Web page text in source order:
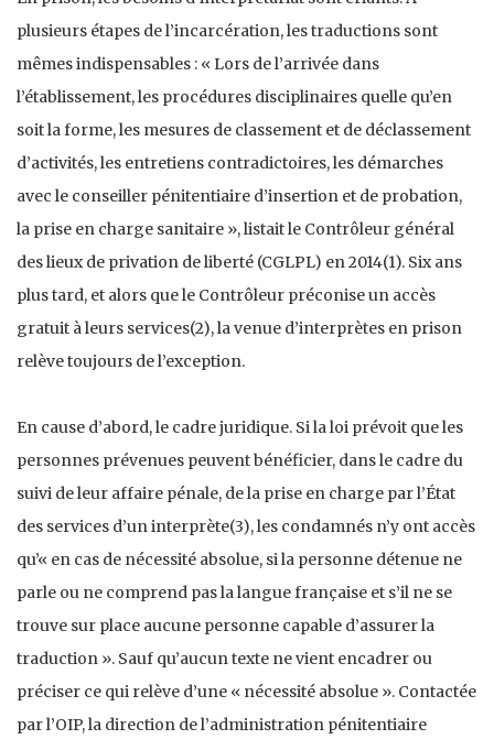
plusieurs étapes de l’incarcération, les traductions sont
mêmes indispensables : « Lors de l’arrivée dans
l’établissement, les procédures disciplinaires quelle qu’en
soit la forme, les mesures de classement et de déclassement
d’activités, les entretiens contradictoires, les démarches
avec le conseiller pénitentiaire d’insertion et de probation,
la prise en charge sanitaire », listait le Contrôleur général
des lieux de privation de liberté (CGLPL) en 2014(1). Six ans
plus tard, et alors que le Contrôleur préconise un accès
gratuit à leurs services(2), la venue d’interprètes en prison
relève toujours de l’exception.
En cause d’abord, le cadre juridique. Si la loi prévoit que les
personnes prévenues peuvent bénéficier, dans le cadre du
suivi de leur affaire pénale, de la prise en charge par l’État
des services d’un interprète(3), les condamnés n’y ont accès
qu’« en cas de nécessité absolue, si la personne détenue ne
parle ou ne comprend pas la langue française et s’il ne se
trouve sur place aucune personne capable d’assurer la
traduction ». Sauf qu’aucun texte ne vient encadrer ou
préciser ce qui relève d’une « nécessité absolue ». Contactée
par l’OIP, la direction de l’administration pénitentiaire